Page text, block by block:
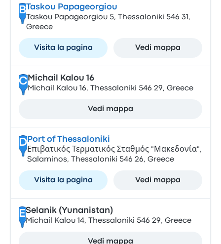
B Taskou Papageorgiou
Taskou Papageorgiou 5, Thessaloniki 546 31,
Greece
Visita la pagina Vedi mappa
CMichail Kalou 16
Michail Kalou 16, Thessaloniki 546 29, Greece
Vedi mappa
DPort of Thessaloniki
Επιβατικός Τερματικός Σταθμός "Μακεδονία",
Salaminos, Thessaloniki 546 26, Greece
Visita la pagina Vedi mappa
ESelanik (Yunanistan)
Michail Kalou 14, Thessaloniki 546 29, Greece
Vedi mappa